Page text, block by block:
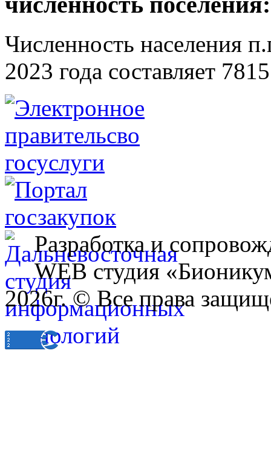
Численность населения
2023 года составляет
Разработка и
WEB студия
2026г. © Все права